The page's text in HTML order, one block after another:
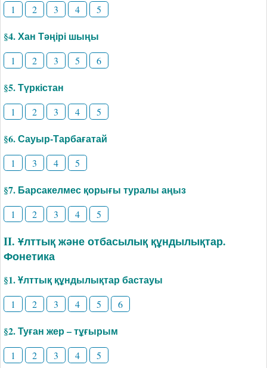
1 2 3 4 5
§4. Хан Тәңірі шыңы
1 2 3 5 6
§5. Түркістан
1 2 3 4 5
§6. Сауыр-Тарбағатай
1 3 4 5
§7. Барсакелмес қорығы туралы аңыз
1 2 3 4 5
II. Ұлттық және отбасылық құндылықтар.
Фонетика
§1. Ұлттық құндылықтар бастауы
1 2 3 4 5 6
§2. Туған жер – тұғырым
1 2 3 4 5